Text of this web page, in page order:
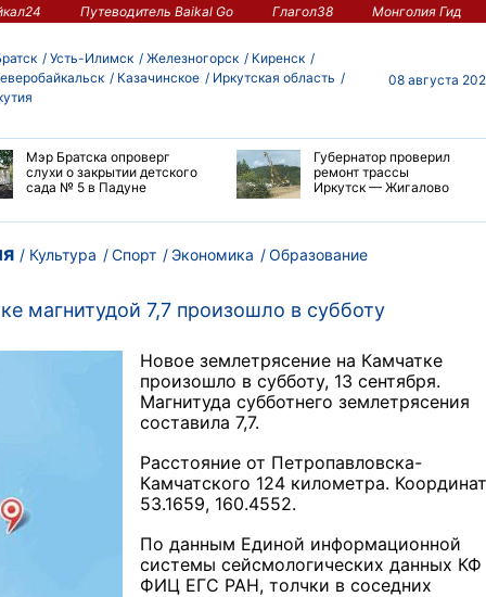
Путеводитель Baikal Go Глагол38 Монголия Гид
Усть-Илимск Железногорск
Киренск
Казачинское
Иркутская область
08 августа
Мэр Братска опроверг
слухи о закрытии детского
сада № 5 в Падуне
Губернатор проверил
ремонт трассы
Иркутск — Жигалово
Культура Спорт Экономика Образование
магнитудой 7,7 произошло в субботу
Новое землетрясение на Камчатке
произошло в субботу, 13 сентября.
Магнитуда субботнего землетрясения
составила 7,7.
Расстояние от Петропавловска-
Камчатского 124 километра.
53.1659, 160.4552.
По данным Единой информационной
системы сейсмологических данных КФ
ФИЦ ЕГС РАН, толчки в соседних